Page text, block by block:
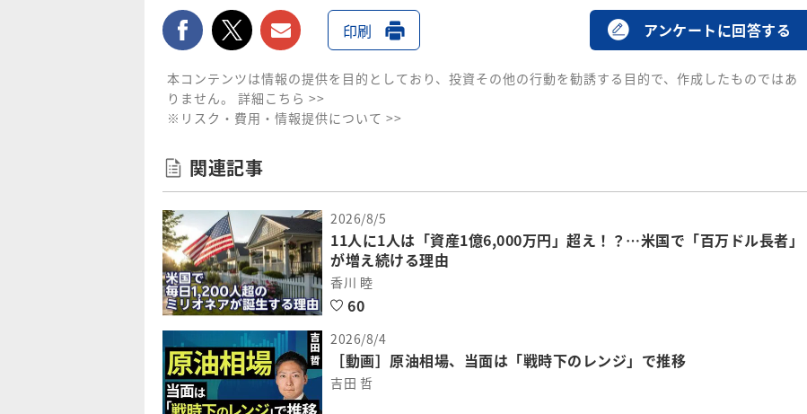
facebooktwitter メールで送る
印刷 アンケートに回答する
本コンテンツは情報の提供を目的としており、投資その他の行動を勧誘する目的で、作成したものではあ
りません。 詳細こちら >>
※リスク・費用・情報提供について >>
関連記事
2026/8/5
11人に1人は「資産1億6,000万円」超え！？…米国で「百万ドル長者」
が増え続ける理由
香川 睦
60
2026/8/4
［動画］原油相場、当面は「戦時下のレンジ」で推移
吉田 哲